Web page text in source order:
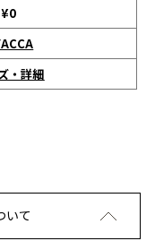
¥0
・詳細
いて